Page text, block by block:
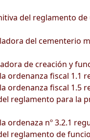
del reglamento
del cementerio
de creación y
ordenanza fiscal 1.1
ordenanza fiscal 1.5
reglamento para la
ordenaza nº 3.2.1
reglamento de